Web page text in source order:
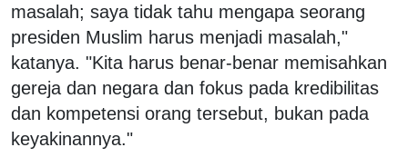
masalah; saya tidak tahu mengapa seorang
presiden Muslim harus menjadi masalah,"
katanya. "Kita harus benar-benar memisahkan
gereja dan negara dan fokus pada kredibilitas
dan kompetensi orang tersebut, bukan pada
keyakinannya."